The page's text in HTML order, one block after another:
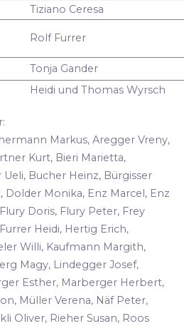
Tiziano Ceresa
Rolf Furrer
Tonja Gander
Heidi und Thomas Wyrsch
Markus, Aregger Vreny,
Kurt, Bieri Marietta,
Bucher Heinz, Bürgisser
Dolder Monika, Enz Marcel, Enz
Doris, Flury Peter, Frey
Heidi, Hertig Erich,
Willi, Kaufmann Margith,
Magy, Lindegger Josef,
Esther, Marberger Herbert,
Müller Verena, Näf Peter,
Oliver, Rieher Susan, Roos